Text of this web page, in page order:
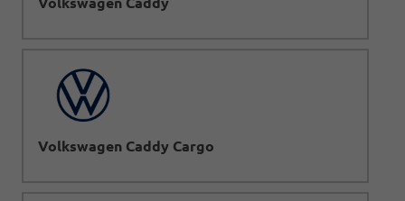
Volkswagen Caddy Cargo